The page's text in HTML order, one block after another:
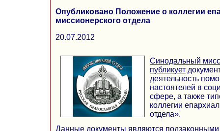
Опубликовано Положение о коллегии
миссионерского отдела
20.07.2012
Синодальный
публикует
деятельность
настоятелей в
сфере, а также
коллегии
отдела».
Данные документы являются подзаконными